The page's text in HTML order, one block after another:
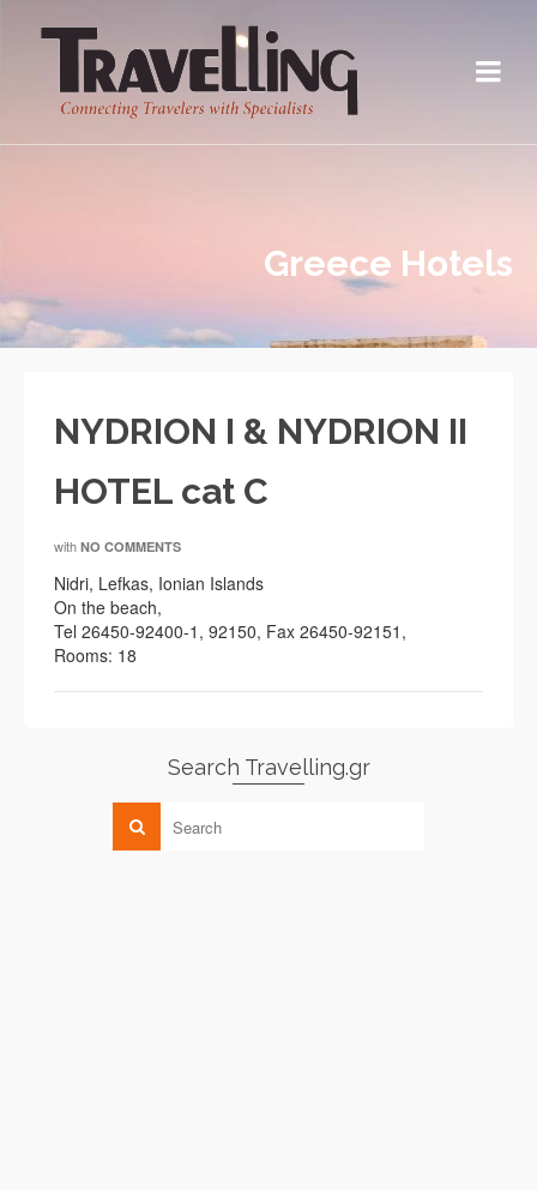
Greece Hotels
NYDRION I & NYDRION II
HOTEL cat C
with NO COMMENTS
Nidri, Lefkas, Ionian Islands
On the beach,
Tel 26450-92400-1, 92150, Fax 26450-92151,
Rooms: 18
Search Travelling.gr